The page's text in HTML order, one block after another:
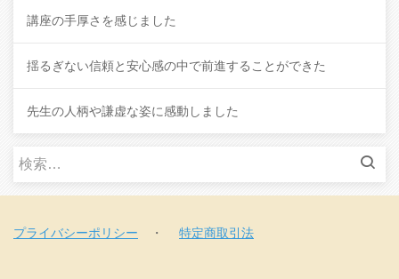
講座の手厚さを感じました
揺るぎない信頼と安心感の中で前進することができた
先生の人柄や謙虚な姿に感動しました
検
索
プライバシーポリシー ・ 特定商取引法